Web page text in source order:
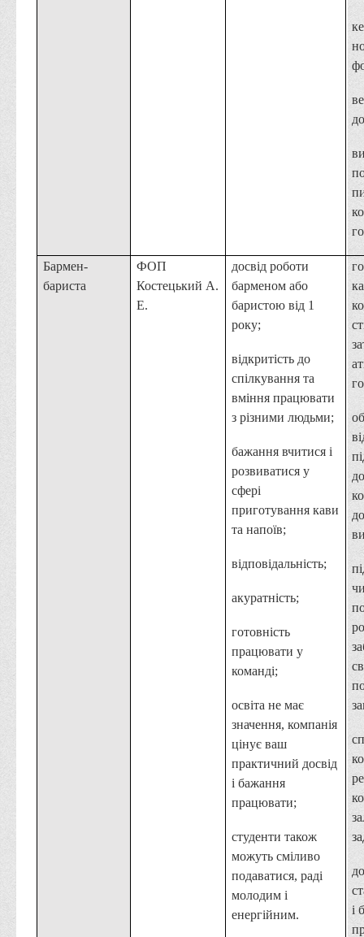
Бармен-
бариста
ФОП
Костецький А.
Е.
досвід роботи
барменом або
баристою від 1
року;
відкритість до
спілкування та
вміння працювати
з різними людьми;
бажання вчитися і
розвиватися у
сфері
приготування кави
та напоїв;
відповідальність;
акуратність;
готовність
працювати у
команді;
освіта не має
значення, компанія
цінує ваш
практичний досвід
і бажання
працювати;
студенти також
можуть сміливо
подаватися, раді
молодим і
енергійним.
і